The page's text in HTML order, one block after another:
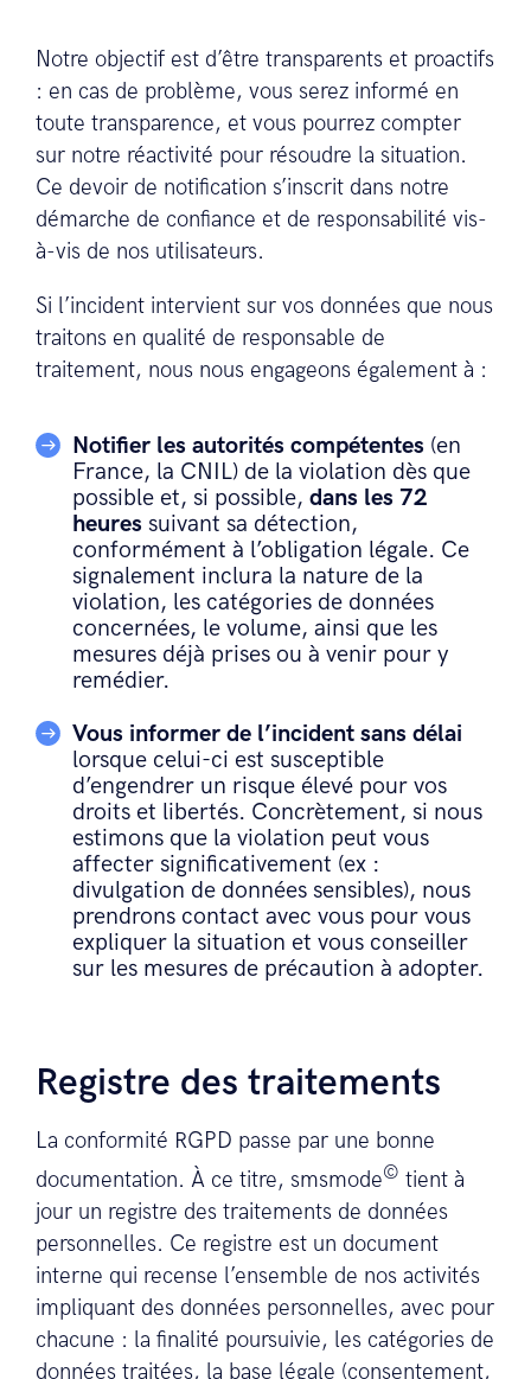
Notre objectif est d’être transparents et proactifs
: en cas de problème, vous serez informé en
toute transparence, et vous pourrez compter
sur notre réactivité pour résoudre la situation.
Ce devoir de notification s’inscrit dans notre
démarche de confiance et de responsabilité vis-
à-vis de nos utilisateurs.
Si l’incident intervient sur vos données que nous
traitons en qualité de responsable de
traitement, nous nous engageons également à :
Notifier les autorités compétentes (en
France, la CNIL) de la violation dès que
possible et, si possible,dans les 72
heures suivant sa détection,
conformément à l’obligation légale. Ce
signalement inclura la nature de la
violation, les catégories de données
concernées, le volume, ainsi que les
mesures déjà prises ou à venir pour y
remédier.
Vous informer de l’incident sans délai
lorsque celui-ci est susceptible
d’engendrer un risque élevé pour vos
droits et libertés. Concrètement, si nous
estimons que la violation peut vous
affecter significativement (ex :
divulgation de données sensibles), nous
prendrons contact avec vous pour vous
expliquer la situation et vous conseiller
sur les mesures de précaution à adopter.
Registre des traitements
La conformité RGPD passe par une bonne
documentation. À ce titre, smsmode© tient à
jour un registre des traitements de données
personnelles. Ce registre est un document
interne qui recense l’ensemble de nos activités
impliquant des données personnelles, avec pour
chacune : la finalité poursuivie, les catégories de
données traitées, la base légale (consentement,